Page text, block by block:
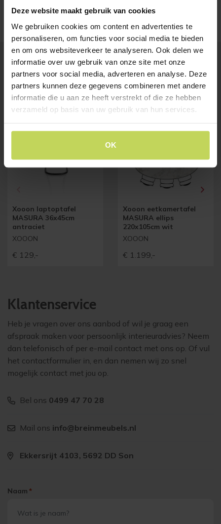
Deze website maakt gebruik van cookies
We gebruiken cookies om content en advertenties te
personaliseren, om functies voor social media te bieden
en om ons websiteverkeer te analyseren. Ook delen we
informatie over uw gebruik van onze site met onze
partners voor social media, adverteren en analyse. Deze
partners kunnen deze gegevens combineren met andere
informatie die u aan ze heeft verstrekt of die ze hebben
verzameld op basis van uw gebruik van hun services.
OK
deze prachtige tafel!
BESTSELLERS
Klanten bekeken ook
Xooon laptoptafel
MASURA 36x45cm
antraciet
XOOON
€ 129,-
Xooon eetkamertafel
MASURA ellips
220x105cm wit
XOOON
€ 1.199,-
Klantenservice
Heb je vragen over ons aanbod of wil je graag een
afspraak maken voor persoonlijk interieuradvies? Neem
dan telefonisch of per e-mail contact met ons op. Of vul
het contactformulier in, en dan nemen wij zo snel
mogelijk contact met jou op.
Bel ons 0499 47 70 28
Mail ons info@breinmeubels.nl
Ekkersrijt 4103, 5692 DD Son
Naam *